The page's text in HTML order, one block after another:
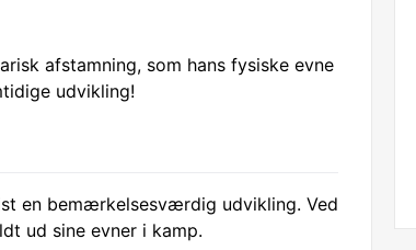
afstamning, som hans fysiske evne
udvikling!
en bemærkelsesværdig udvikling. Ved
ud sine evner i kamp.